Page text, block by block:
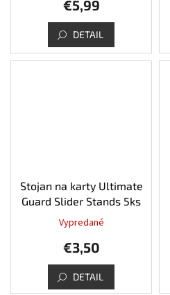
€5,99
DETAIL
Stojan na karty Ultimate
Guard Slider Stands 5ks
z
Vypredané
€3,50
DETAIL